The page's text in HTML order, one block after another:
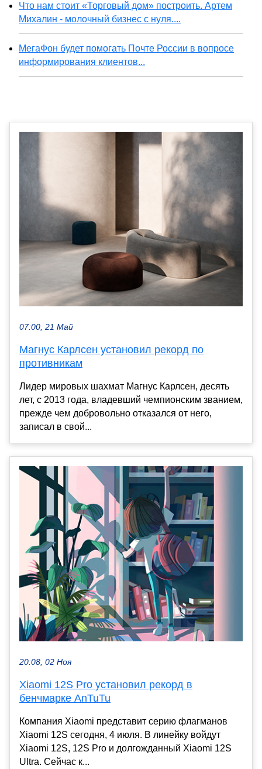
Что нам стоит «Торговый дом» построить. Артем
Михалин - молочный бизнес с нуля....
МегаФон будет помогать Почте России в вопросе
информирования клиентов...
07:00, 21 Май
Магнус Карлсен установил рекорд по
противникам
Лидер мировых шахмат Магнус Карлсен, десять
лет, с 2013 года, владевший чемпионским званием,
прежде чем добровольно отказался от него,
записал в свой...
20:08, 02 Ноя
Xiaomi 12S Pro установил рекорд в
бенчмарке AnTuTu
Компания Xiaomi представит серию флагманов
Xiaomi 12S сегодня, 4 июля. В линейку войдут
Xiaomi 12S, 12S Pro и долгожданный Xiaomi 12S
Ultra. Сейчас к...